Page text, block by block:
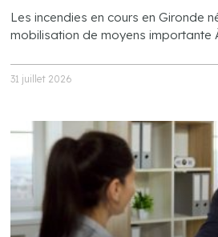
Les incendies en cours en Gironde
mobilisation de moyens importante
31 juillet 2026